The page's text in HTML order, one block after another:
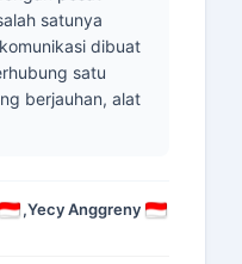
satunya
dibuat
satu
berjauhan, alat
,Yecy Anggreny